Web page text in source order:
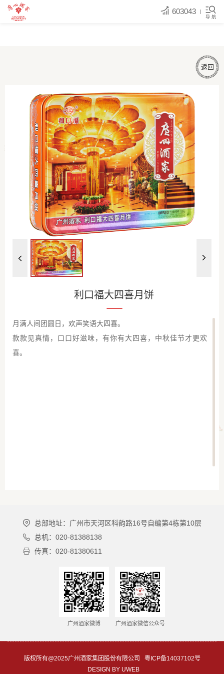
603043
导 航
返回
利口福大四喜月饼
月满人间团圆日，欢声笑语大四喜。
款款见真情，口口好滋味，有你有大四喜，中秋佳节才更欢
喜。
总部地址：广州市天河区科韵路16号自编第4栋第10层
总机：020-81388138
传真：020-81380611
广州酒家微博 广州酒家微信公众号
版权所有@2025广州酒家集团股份有限公司
粤ICP备14037102号
DESIGN BY UWEB